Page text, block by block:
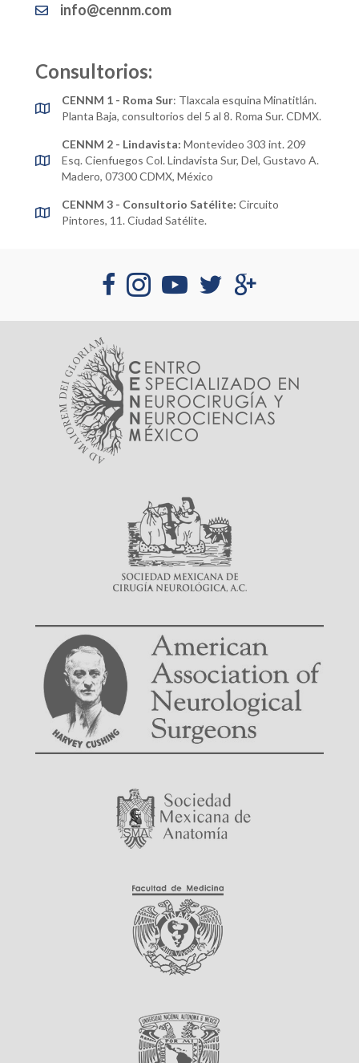
info@cennm.com
Consultorios:
CENNM 1 - Roma Sur: Tlaxcala esquina Minatitlán.
Planta Baja, consultorios del 5 al 8. Roma Sur. CDMX.
CENNM 2 - Lindavista: Montevideo 303 int. 209
Esq. Cienfuegos Col. Lindavista Sur, Del, Gustavo A.
Madero, 07300 CDMX, México
CENNM 3 - Consultorio Satélite: Circuito
Pintores, 11. Ciudad Satélite.